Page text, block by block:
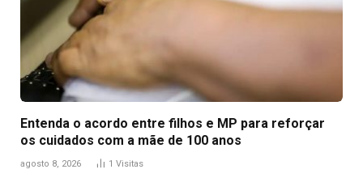
Entenda o acordo entre filhos e MP para reforçar
os cuidados com a mãe de 100 anos
agosto 8, 2026 1 Visitas